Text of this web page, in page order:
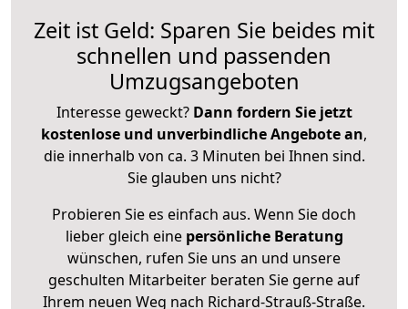
Zeit ist Geld: Sparen Sie beides mit
schnellen und passenden
Umzugsangeboten
Interesse geweckt? Dann fordern Sie jetzt
kostenlose und unverbindliche Angebote an,
die innerhalb von ca. 3 Minuten bei Ihnen sind.
Sie glauben uns nicht?
Probieren Sie es einfach aus. Wenn Sie doch
lieber gleich eine persönliche Beratung
wünschen, rufen Sie uns an und unsere
geschulten Mitarbeiter beraten Sie gerne auf
Ihrem neuen Weg nach Richard-Strauß-Straße.